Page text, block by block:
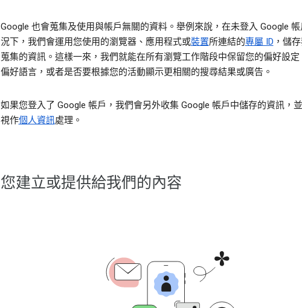
Google 也會蒐集及使用與帳戶無關的資料。舉例來說，在未登入 Google
況下，我們會運用您使用的瀏覽器、應用程式或裝置所連結的專屬 ID ，儲
蒐集的資訊。這樣一來，我們就能在所有瀏覽工作階段中保留您的偏好設定
偏好語言，或者是否要根據您的活動顯示更相關的搜尋結果或廣告。
如果您登入了 Google 帳戶，我們會另外收集 Google 帳戶中儲存的資訊，
視作個人資訊處理。
您建立或提供給我們的內容